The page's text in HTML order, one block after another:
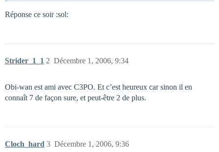
Réponse ce soir :sol:
Strider_1_1 Décembre 1, 2006, 9:34
2
Obi-wan est ami avec C3PO. Et c’est heureux car sinon il en
connaît 7 de façon sure, et peut-être 2 de plus.
Cloch_hard Décembre 1, 2006, 9:36
3